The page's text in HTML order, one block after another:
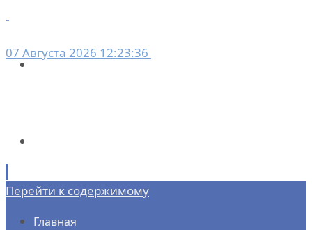
07 Августа 2026 12:23:36
Перейти к содержимому
Главная